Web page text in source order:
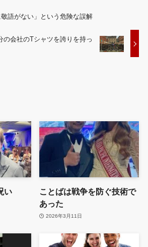
敬語がない」という危険な誤解
の会社のTシャツを誇りを持っ
い
ことばは戦争を防ぐ技術で
あった
2026年3月11日